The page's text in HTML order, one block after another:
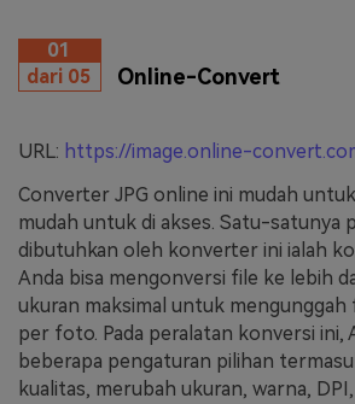
01
dari 05
Online-Convert
URL: https://image.online-
Converter JPG online ini mudah
mudah untuk di akses. Satu-satunya
dibutuhkan oleh konverter ini ialah
Anda bisa mengonversi file ke lebih
ukuran maksimal untuk mengunggah
per foto. Pada peralatan konversi ini,
beberapa pengaturan pilihan
kualitas, merubah ukuran, warna,